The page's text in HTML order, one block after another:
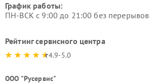
График работы:
ПН-ВСК с 9:00 до 21:00 без
Рейтинг сервисного центра
4.9-5.0
ООО "Русервис"